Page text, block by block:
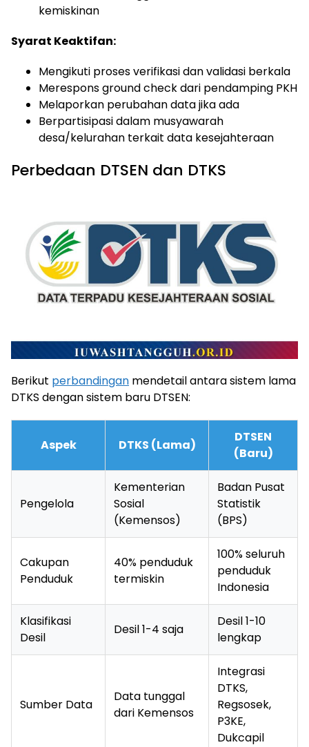
kemiskinan
Syarat Keaktifan:
Mengikuti proses verifikasi dan validasi berkala
Merespons ground check dari pendamping PKH
Melaporkan perubahan data jika ada
Berpartisipasi dalam musyawarah
desa/kelurahan terkait data kesejahteraan
Perbedaan DTSEN dan DTKS
Berikut perbandingan mendetail antara sistem lama
DTKS dengan sistem baru DTSEN:
Aspek DTKS (Lama)
DTSEN
(Baru)
Pengelola
Kementerian
Sosial
(Kemensos)
Badan Pusat
Statistik
(BPS)
Cakupan
Penduduk
40% penduduk
termiskin
100% seluruh
penduduk
Indonesia
Klasifikasi
Desil
Desil 1-4 saja
Desil 1-10
lengkap
Sumber Data
Data tunggal
dari Kemensos
Integrasi
DTKS,
Regsosek,
P3KE,
Dukcapil